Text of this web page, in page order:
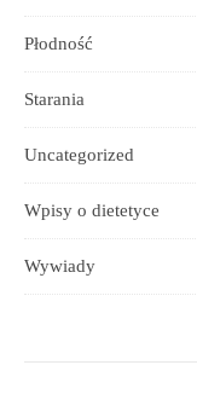
Płodność
Starania
Uncategorized
Wpisy o dietetyce
Wywiady